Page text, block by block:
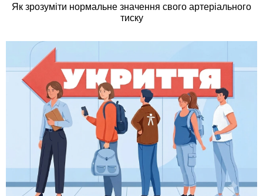
Як зрозуміти нормальне значення свого артеріального
тиску